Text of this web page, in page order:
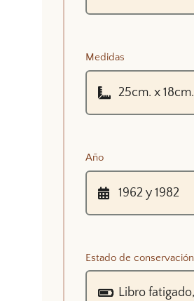
Medidas
Año
Estado de conservación